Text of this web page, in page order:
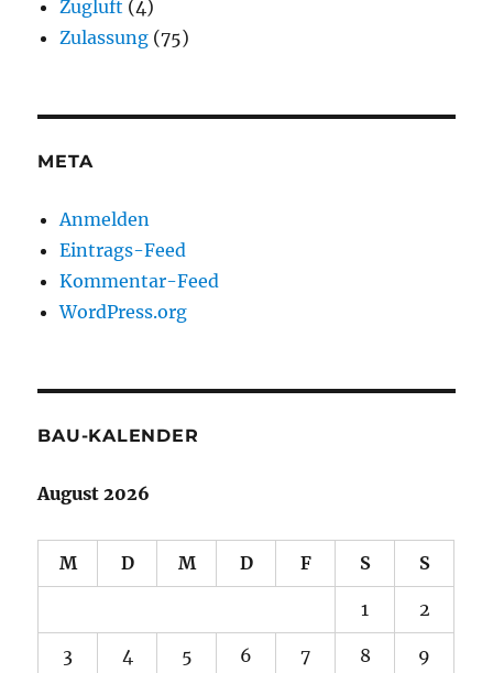
Zugluft (4)
Zulassung (75)
META
Anmelden
Eintrags-Feed
Kommentar-Feed
WordPress.org
BAU-KALENDER
August 2026
M D M D F S S
1 2
3 4 5 6 7 8 9